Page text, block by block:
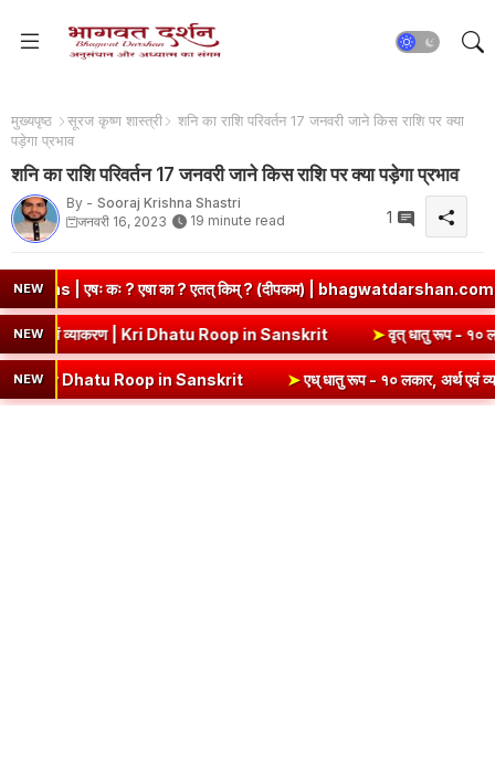
मुख्यपृष्ठ सूरज कृष्ण शास्त्री
शनि का राशि परिवर्तन 17 जनवरी जाने किस राशि पर क्या
पड़ेगा प्रभाव
शनि का राशि परिवर्तन 17 जनवरी जाने किस राशि पर क्या पड़ेगा प्रभाव
By - Sooraj Krishna Shastri
जनवरी 16, 2023
19 minute read 1
NEW? (दीपकम) | bhagwatdarshan.com ➤Class 6 Sanskrit
NEW
➤कृ धातु रूप (उभयपदी) - १० लकार, अर्थ एवं व्याकरण | Kri Dhatu Roop in
NEW
Sanskrit ➤एध् धातु रूप - १० लकार, अर्थ एवं व्याकरण | Edh Dhatu